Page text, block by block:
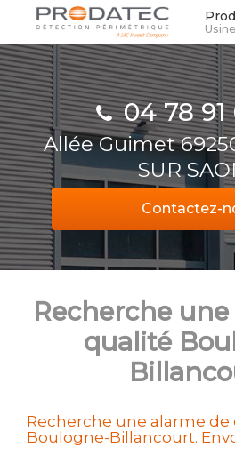
Aller
contenu
principal
04 78
Allée Guimet
SUR
Contactez-
Recherche
qualité
Recherche une alarme de
Boulogne-Billancourt.